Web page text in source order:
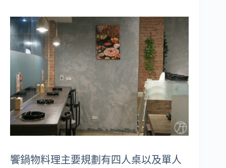
饗鍋物料理主要規劃有四人桌以及單人